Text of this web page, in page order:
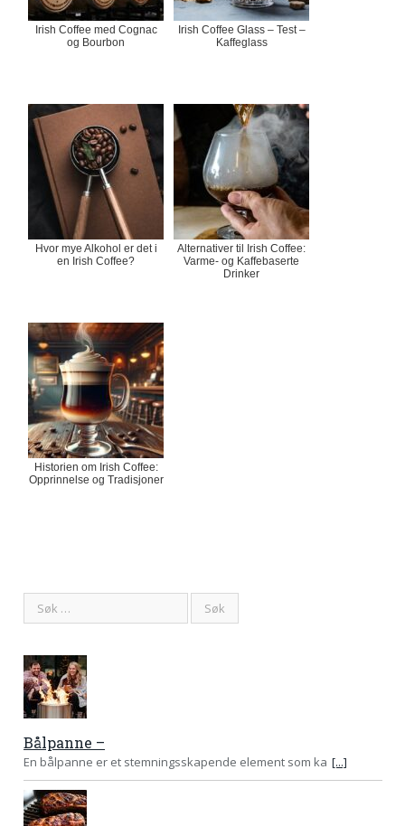
Irish Coffee med Cognac
og Bourbon
Irish Coffee Glass – Test –
Kaffeglass
Hvor mye Alkohol er det i
en Irish Coffee?
Alternativer til Irish Coffee:
Varme- og Kaffebaserte
Drinker
Historien om Irish Coffee:
Opprinnelse og Tradisjoner
Bålpanne –
En bålpanne er et stemningsskapende element som ka [...]